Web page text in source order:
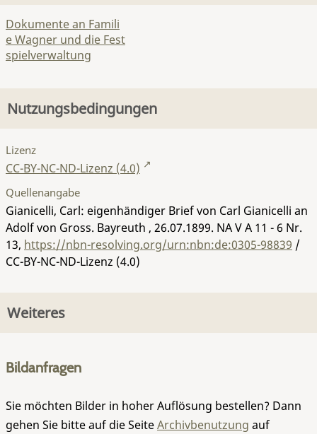
Dokumente an Famili
e Wagner und die Fest
spielverwaltung
Nutzungsbedingungen
Lizenz
CC-BY-NC-ND-Lizenz (4.0)
Quellenangabe
Gianicelli, Carl: eigenhändiger Brief von Carl Gianicelli an
Adolf von Gross. Bayreuth , 26.07.1899. NA V A 11 - 6 Nr.
13, https://nbn-resolving.org/urn:nbn:de:0305-98839 /
CC-BY-NC-ND-Lizenz (4.0)
Weiteres
Bildanfragen
Sie möchten Bilder in hoher Auflösung bestellen? Dann
gehen Sie bitte auf die SeiteArchivbenutzung auf